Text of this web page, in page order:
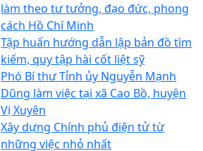
làm theo tư tưởng, đạo đức, phong
cách Hồ Chí Minh
Tập huấn hướng dẫn lập bản đồ tìm
kiếm, quy tập hài cốt liệt sỹ
Phó Bí thư Tỉnh ủy Nguyễn Mạnh
Dũng làm việc tại xã Cao Bồ, huyện
Vị Xuyên
Xây dựng Chính phủ điện tử từ
những việc nhỏ nhất